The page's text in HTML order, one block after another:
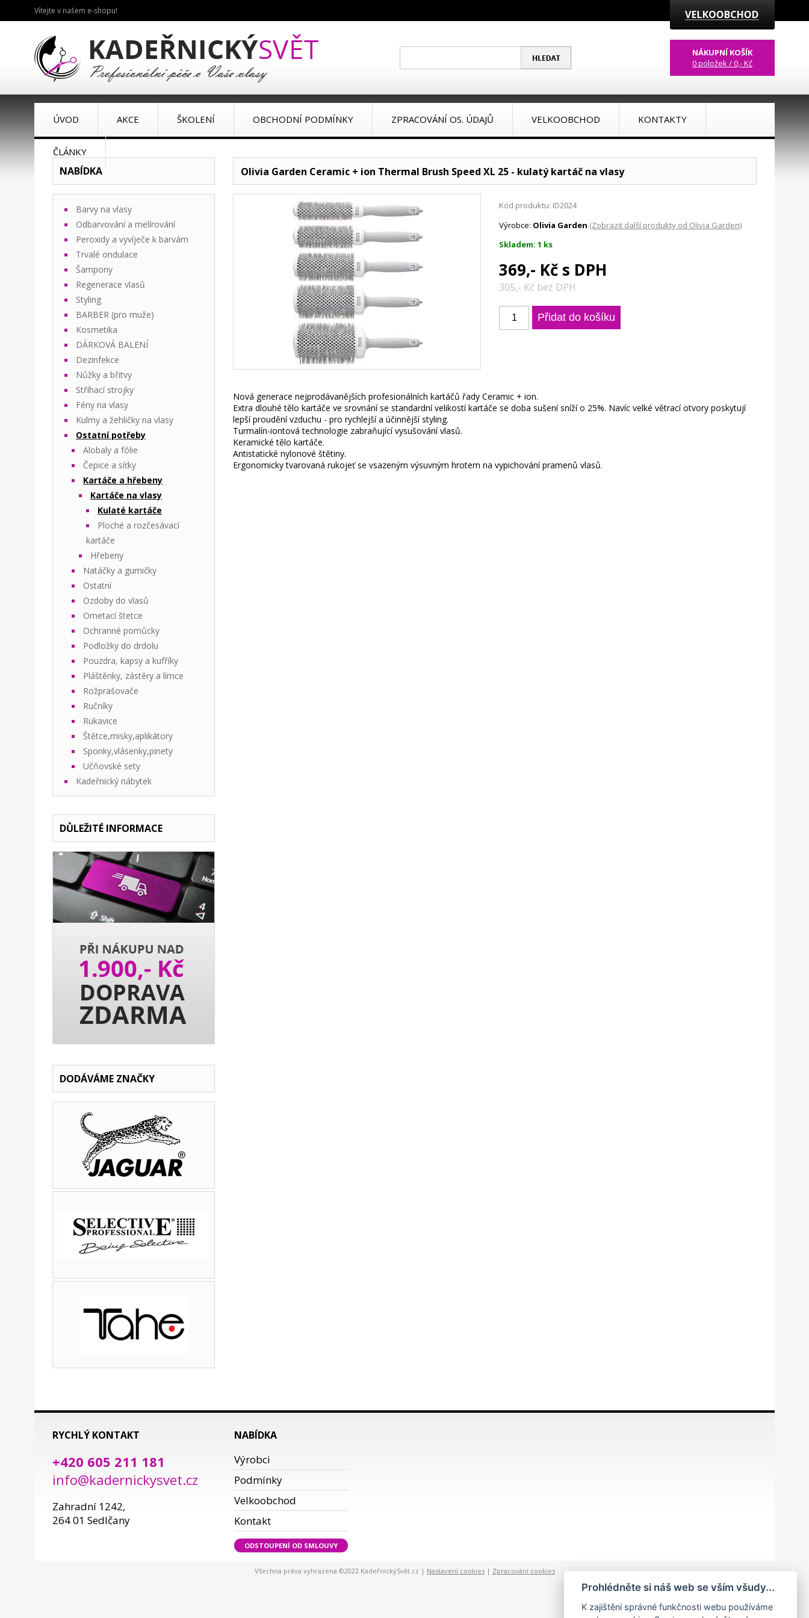
Vítejte v našem e-shopu!
NÁKUPNÍ KOŠÍK
0 položek / 0,- Kč
ÚVOD AKCE ŠKOLENÍ OBCHODNÍ PODMÍNKY ZPRACOVÁNÍ OS. ÚDAJŮ VELKOOBCHOD KONTAKTY
ČLÁNKY
NABÍDKA
Barvy na vlasy
Odbarvování a melírování
Peroxidy a vyvíječe k barvám
Trvalé ondulace
Šampony
Regenerace vlasů
Styling
BARBER (pro muže)
Kosmetika
DÁRKOVÁ BALENÍ
Dezinfekce
Nůžky a břitvy
Stříhací strojky
Fény na vlasy
Kulmy a žehličky na vlasy
Ostatní potřeby
Alobaly a fólie
Čepice a síťky
Kartáče a hřebeny
Kartáče na vlasy
Kulaté kartáče
Ploché a rozčesávací
kartáče
Hřebeny
Natáčky a gumičky
Ostatní
Ozdoby do vlasů
Ometací štetce
Ochranné pomůcky
Podložky do drdolu
Pouzdra, kapsy a kufříky
Pláštěnky, zástěry a límce
Rožprašovače
Ručníky
Rukavice
Štětce,misky,aplikátory
Sponky,vlásenky,pinety
Učňovské sety
Kadeřnický nábytek
DŮLEŽITÉ INFORMACE
DODÁVÁME ZNAČKY
Olivia Garden Ceramic + ion Thermal Brush Speed XL 25 - kulatý kartáč na vlasy
Kód produktu: ID2024
Výrobce: Olivia Garden (Zobrazit další produkty od Olivia Garden)
Skladem: 1 ks
369,- Kč s DPH
305,- Kč bez DPH
Nová generace nejprodávanějších profesionálních kartáčů řady Ceramic + ion.
Extra dlouhé tělo kartáče ve srovnání se standardní velikostí kartáče se doba sušení sníží o 25%. Navíc velké větrací otvory poskytují
lepší proudění vzduchu - pro rychlejší a účinnější styling.
Turmalín-iontová technologie zabraňující vysušování vlasů.
Keramické tělo kartáče.
Antistatické nylonové štětiny.
Ergonomicky tvarovaná rukojeť se vsazeným výsuvným hrotem na vypichování pramenů vlasů.
RYCHLÝ KONTAKT
+420 605 211 181
info@kadernickysvet.cz
Zahradní 1242,
264 01 Sedlčany
NABÍDKA
Výrobci
Podmínky
Velkoobchod
Kontakt
ODSTOUPENÍ OD SMLOUVY
Všechna práva vyhrazena ©2022 KadeřnickýSvět.cz | Nastavení cookies| Zpracování cookies
Prohlédněte si náš web se vším všudy...
K zajištění správné funkčnosti webu používáme